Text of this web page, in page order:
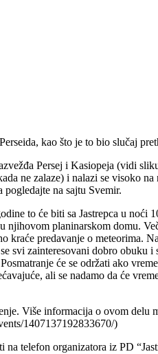
kao što je to bio slučaj
Persej i Kasiopeja (vidi
ne zalaze) i nalazi se visoko na
na sajtu Svemir.
to će biti sa Jastrepca u noći
njihovom planinarskom domu.
kraće predavanje o meteorima.
svi zainteresovani dobro obuku i
će se održati ako
ali se nadamo da će
Više informacija o ovom delu
1407137192833670/)
telefon organizatora iz PD